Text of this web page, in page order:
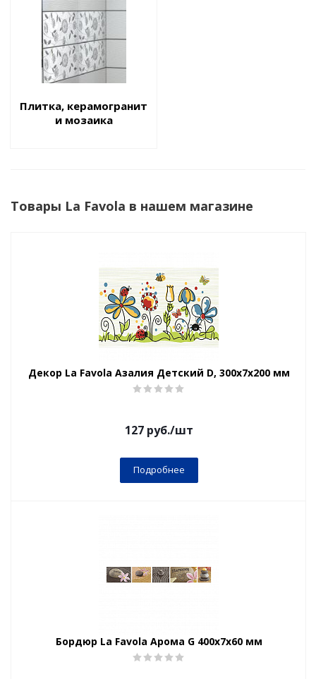
Плитка, керамогранит
и мозаика
Товары La Favola в нашем магазине
Декор La Favola Азалия Детский D, 300x7х200 мм
127руб./шт
Подробнее
Бордюр La Favola Арома G 400x7x60 мм